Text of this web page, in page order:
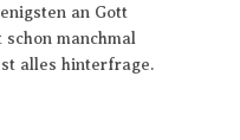
an Gott
manchmal
alles hinterfrage.